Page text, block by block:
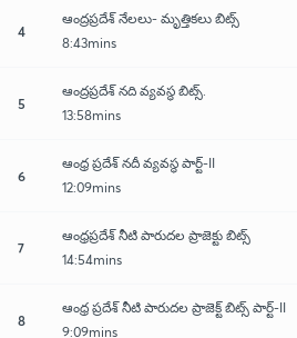
4
ఆంద్రప్రదేశ్ నేలలు- మృత్తికలు బిట్స్
8:43mins
5
ఆంద్రప్రదేశ్ నది వ్యవస్థ బిట్స్.
13:58mins
6
ఆంధ్ర ప్రదేశ్ నదీ వ్యవస్థ పార్ట్-II
12:09mins
7
ఆంధ్రప్రదేశ్ నీటి పారుదల ప్రాజెక్టు బిట్స్
14:54mins
8
ఆంధ్ర ప్రదేశ్ నీటి పారుదల ప్రాజెక్ట్ బిట్స్ పార్ట్-II
9:09mins